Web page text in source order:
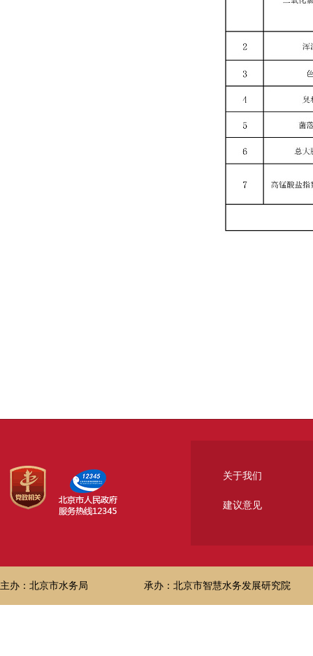
关于我们
建议意见
主办：北京市水务局 承办：北京市智慧水务发展研究院